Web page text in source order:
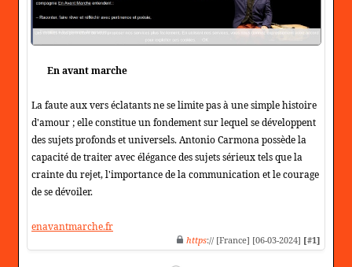
En avant marche
La faute aux vers éclatants ne se limite pas à une simple histoire
d'amour ; elle constitue un fondement sur lequel se développent
des sujets profonds et universels. Antonio Carmona possède la
capacité de traiter avec élégance des sujets sérieux tels que la
crainte du rejet, l'importance de la communication et le courage
de se dévoiler.
enavantmarche.fr
https:// [France] [06-03-2024] [#1]